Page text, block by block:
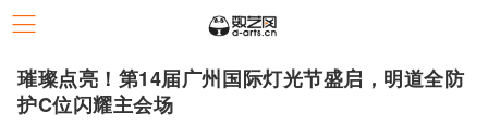
璀璨点亮！第14届广州国际灯光节盛启，明道全防
护C位闪耀主会场